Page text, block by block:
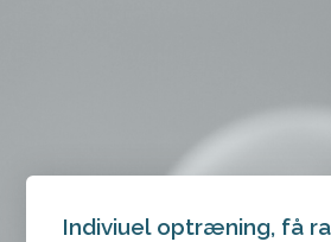
Indiviuel optræning, få